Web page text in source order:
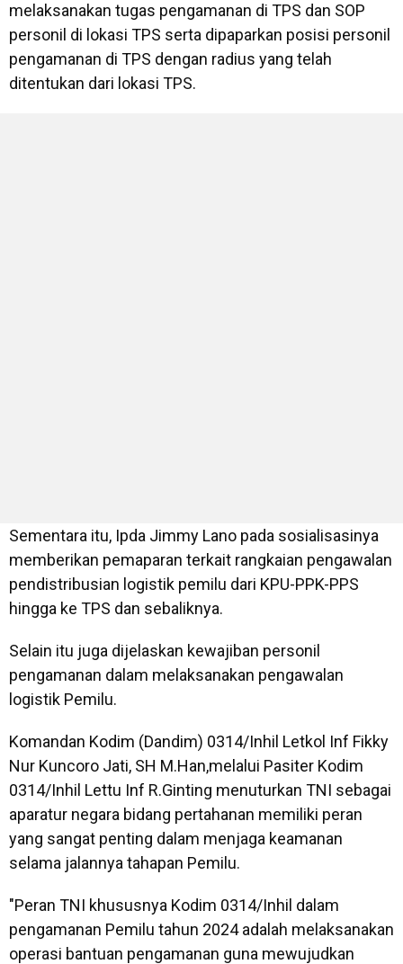
melaksanakan tugas pengamanan di TPS dan SOP
personil di lokasi TPS serta dipaparkan posisi personil
pengamanan di TPS dengan radius yang telah
ditentukan dari lokasi TPS.
Sementara itu, Ipda Jimmy Lano pada sosialisasinya
memberikan pemaparan terkait rangkaian pengawalan
pendistribusian logistik pemilu dari KPU-PPK-PPS
hingga ke TPS dan sebaliknya.
Selain itu juga dijelaskan kewajiban personil
pengamanan dalam melaksanakan pengawalan
logistik Pemilu.
Komandan Kodim (Dandim) 0314/Inhil Letkol Inf Fikky
Nur Kuncoro Jati, SH M.Han,melalui Pasiter Kodim
0314/Inhil Lettu Inf R.Ginting menuturkan TNI sebagai
aparatur negara bidang pertahanan memiliki peran
yang sangat penting dalam menjaga keamanan
selama jalannya tahapan Pemilu.
"Peran TNI khususnya Kodim 0314/Inhil dalam
pengamanan Pemilu tahun 2024 adalah melaksanakan
operasi bantuan pengamanan guna mewujudkan